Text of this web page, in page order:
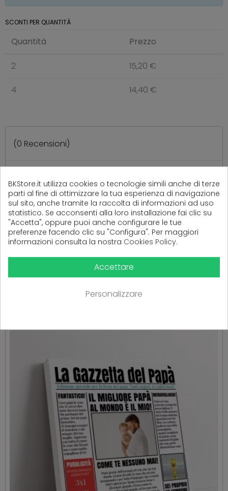
SCONTI PER QUANTITÀ
Quantità Prezzo
2 15,20 €
4 14,40 €
(0 Recensioni)
Ancora nessuna recensione da parte degli utenti.
PRODOTTI CORRELATI
( 16 altri prodotti nella stessa categoria )
BKStore.it utilizza cookies o tecnologie simili anche di terze
parti al fine di ottimizzare la tua esperienza di navigazione
sul sito, anche tramite la raccolta di informazioni ad uso
statistico. Se acconsenti alla loro installazione fai clic su
"Accetta", oppure puoi anche configurare le tue
preferenze facendo clic su "Configura". Per maggiori
informazioni consulta la nostra Cookies Policy.
Accettare
Personalizzare